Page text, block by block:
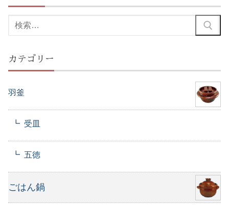
索:
カテゴリー
羽釜
受皿
五徳
ごはん鍋